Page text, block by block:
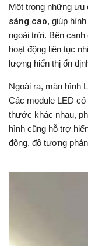
Một trong những ưu
sáng cao, giúp
ngoài trời. Bên
hoạt động liên tục
lượng hiển thị ổn
Ngoài ra, màn hình
Các module LED
thước khác nhau,
hình cũng hỗ trợ
động, độ tương